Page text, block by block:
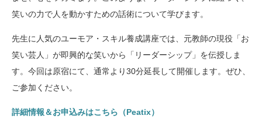
笑いの力で人を動かすための話術について学びます。
先生に人気のユーモア・スキル養成講座では、元教師の現役「お
笑い芸人」が即興的な笑いから「リーダーシップ」を伝授しま
す。今回は原宿にて、通常より30分延長して開催します。ぜひ、
ご参加ください。
詳細情報＆お申込みはこちら（Peatix）